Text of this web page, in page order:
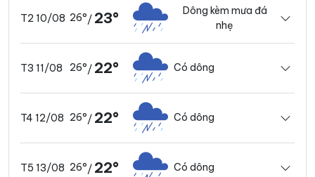
T2 10/08 26°/ 23°
Dông kèm mưa đá
nhẹ
T3 11/08 26°/ 22° Có dông
T4 12/08 26°/ 22° Có dông
T5 13/08 26°/ 22° Có dông